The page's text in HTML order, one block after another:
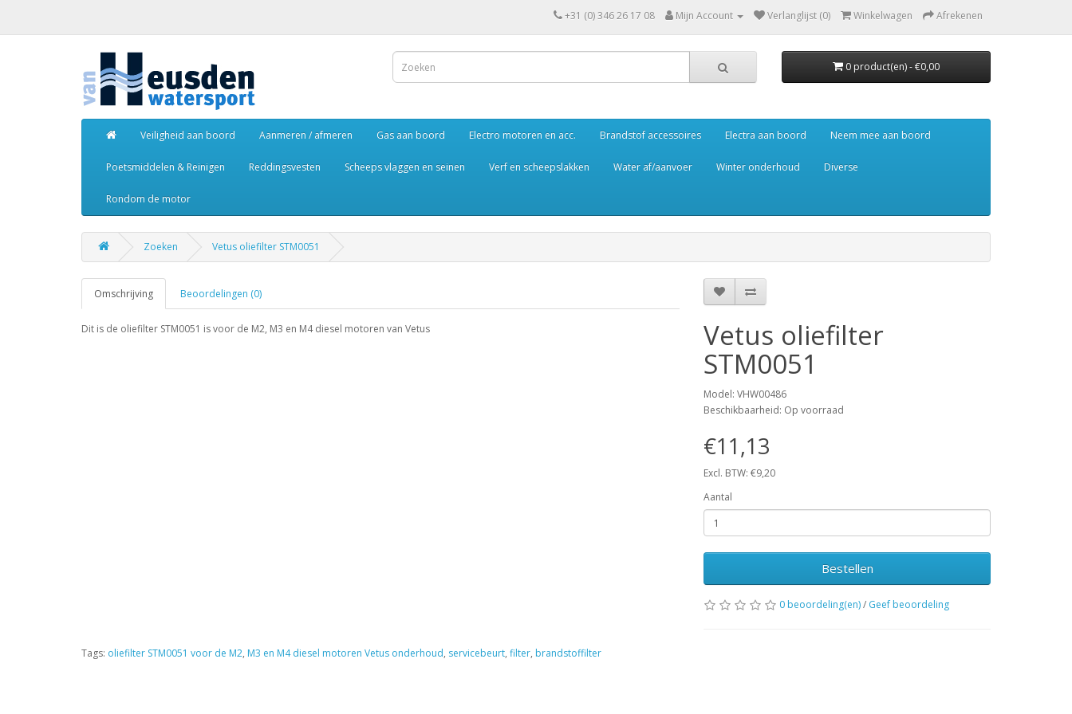
+31 (0) 346 26 17 08 Mijn Account Verlanglijst (0) Winkelwagen Afrekenen
0 product(en) - €0,00
Veiligheid aan boord Aanmeren / afmeren Gas aan boord Electro motoren en acc. Brandstof accessoires Electra aan boord Neem mee aan boord
Poetsmiddelen & Reinigen Reddingsvesten Scheeps vlaggen en seinen Verf en scheepslakken Water af/aanvoer Winter onderhoud Diverse
Rondom de motor
Zoeken Vetus oliefilter STM0051
Omschrijving Beoordelingen (0)
Dit is de oliefilter STM0051 is voor de M2, M3 en M4 diesel motoren van Vetus
Vetus oliefilter
STM0051
Model: VHW00486
Beschikbaarheid: Op voorraad
€11,13
Excl. BTW: €9,20
Aantal
Bestellen
0 beoordeling(en)/ Geef beoordeling
Tags: oliefilter STM0051 voor de M2, M3 en M4 diesel motoren Vetus onderhoud, servicebeurt, filter, brandstoffilter